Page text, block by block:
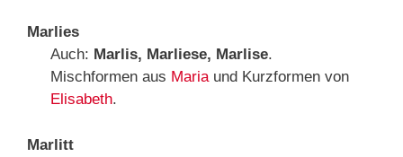
Marlies
Auch: Marlis, Marliese, Marlise.
Mischformen aus Mariaund Kurzformen von
Elisabeth.
Marlitt